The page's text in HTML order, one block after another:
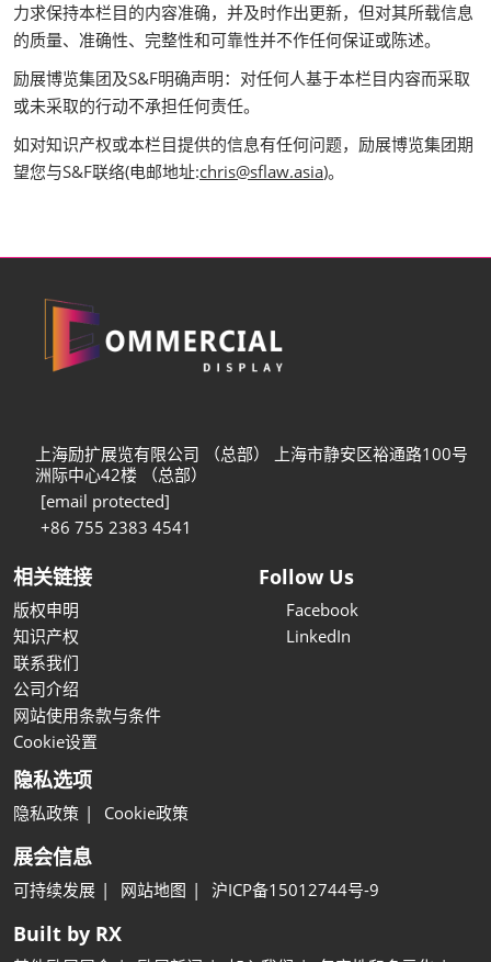
力求保持本栏目的内容准确，并及时作出更新，但对其所载信息
的质量、准确性、完整性和可靠性并不作任何保证或陈述。
励展博览集团及S&F明确声明：对任何人基于本栏目内容而采取
或未采取的行动不承担任何责任。
如对知识产权或本栏目提供的信息有任何问题，励展博览集团期
望您与S&F联络(电邮地址:chris@sflaw.asia)。
上海励扩展览有限公司 （总部） 上海市静安区裕通路100号
洲际中心42楼 （总部）
[email protected]
+86 755 2383 4541
相关链接
版权申明
知识产权
联系我们
公司介绍
网站使用条款与条件
Cookie设置
Follow Us
Facebook
LinkedIn
隐私选项
隐私政策 Cookie政策
展会信息
可持续发展 网站地图 沪ICP备15012744号-9
Built by RX